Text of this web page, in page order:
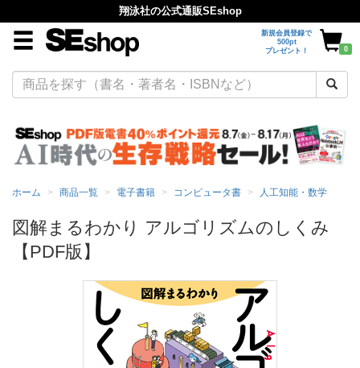
翔泳社の公式通販SEshop
新規会員登録で
500pt
プレゼント！
0
ホーム 商品一覧 電子書籍 コンピュータ書 人工知能・数学
図解まるわかり アルゴリズムのしくみ
【PDF版】